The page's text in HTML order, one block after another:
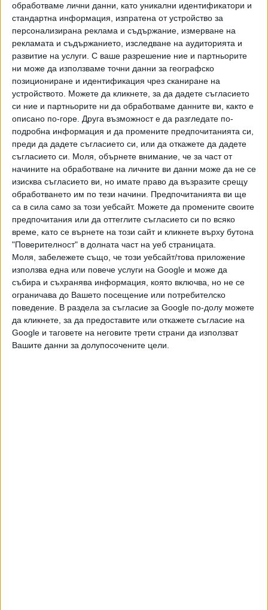
обработваме лични данни, като уникални идентификатори и
стандартна информация, изпратена от устройство за
персонализирана реклама и съдържание, измерване на
рекламата и съдържанието, изследване на аудиторията и
развитие на услуги. С ваше разрешение ние и партньорите
ни може да използваме точни данни за географско
позициониране и идентификация чрез сканиране на
устройството. Можете да кликнете, за да дадете съгласието
си ние и партньорите ни да обработваме данните ви, както е
описано по-горе. Друга възможност е да разгледате по-
подробна информация и да промените предпочитанията си,
преди да дадете съгласието си, или да откажете да дадете
съгласието си.
Моля, обърнете внимание, че за част от
начините на обработване на личните ви данни може да не се
изисква съгласието ви, но имате право да възразите срещу
обработването им по тези начини. Предпочитанията ви ще
са в сила само за този уебсайт. Можете да промените своите
предпочитания или да оттеглите съгласието си по всяко
време, като се върнете на този сайт и кликнете върху бутона
"Поверителност" в долната част на уеб страницата.
Моля, забележете също, че този уебсайт/това приложение
използва една или повече услуги на Google и може да
събира и съхранява информация, която включва, но не се
ограничава до Вашето посещение или потребителско
поведение. В раздела за съгласие за Google по-долу можете
да кликнете, за да предоставите или откажете съгласие на
Google и таговете на неговите трети страни да използват
Вашите данни за долупосочените цели.
ПОСЛЕ Разгледай всички
Хавайската Богородица заплака с фентанилови сълзи